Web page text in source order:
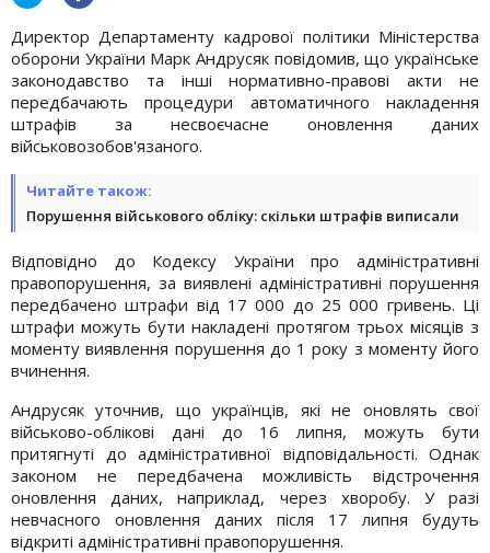
Директор Департаменту кадрової політики Міністерства
оборони України Марк Андрусяк повідомив, що українське
законодавство та інші нормативно-правові акти не
передбачають процедури автоматичного накладення
штрафів за несвоєчасне оновлення даних
військовозобов'язаного.
Читайте також:
Порушення військового обліку: скільки штрафів виписали
Відповідно до Кодексу України про адміністративні
правопорушення, за виявлені адміністративні порушення
передбачено штрафи від 17 000 до 25 000 гривень. Ці
штрафи можуть бути накладені протягом трьох місяців з
моменту виявлення порушення до 1 року з моменту його
вчинення.
Андрусяк уточнив, що українців, які не оновлять свої
військово-облікові дані до 16 липня, можуть бути
притягнуті до адміністративної відповідальності. Однак
законом не передбачена можливість відстрочення
оновлення даних, наприклад, через хворобу. У разі
невчасного оновлення даних після 17 липня будуть
відкриті адміністративні правопорушення.